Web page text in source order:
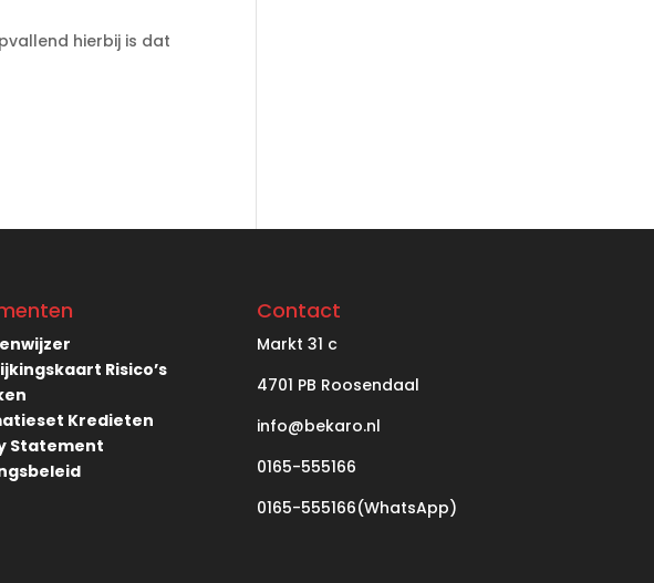
hierbij is dat
Risico’s
Kredieten
Statement
Contact
Markt 31 c
4701 PB Roosendaal
info@bekaro.nl
0165-555166
0165-555166(WhatsApp)